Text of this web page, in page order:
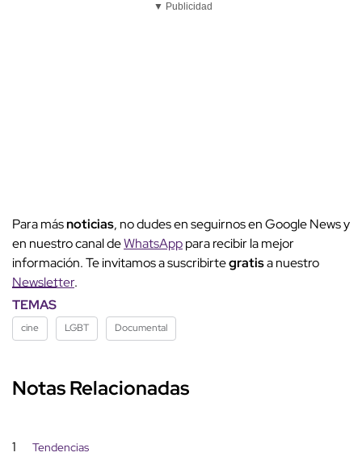
▼ Publicidad
Para másnoticias, no dudes en seguirnos en Google News y
en nuestro canal deWhatsApppara recibir la mejor
información. Te invitamos a suscribirtegratisa nuestro
Newsletter.
TEMAS
cine LGBT Documental
Notas Relacionadas
1 Tendencias